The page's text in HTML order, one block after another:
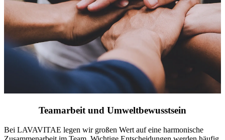
Teamarbeit und Umweltbewusstsein
Bei LAVAVITAE legen wir großen Wert auf eine harmonische